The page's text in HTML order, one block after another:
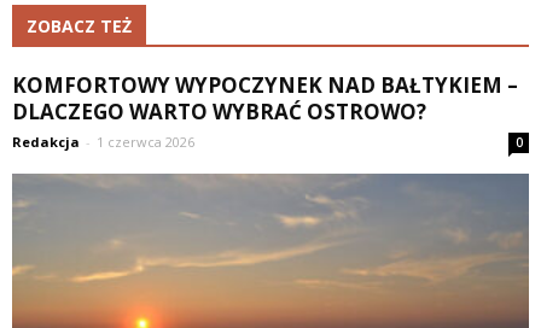
ZOBACZ TEŻ
KOMFORTOWY WYPOCZYNEK NAD BAŁTYKIEM –
DLACZEGO WARTO WYBRAĆ OSTROWO?
Redakcja - 1 czerwca 2026 0